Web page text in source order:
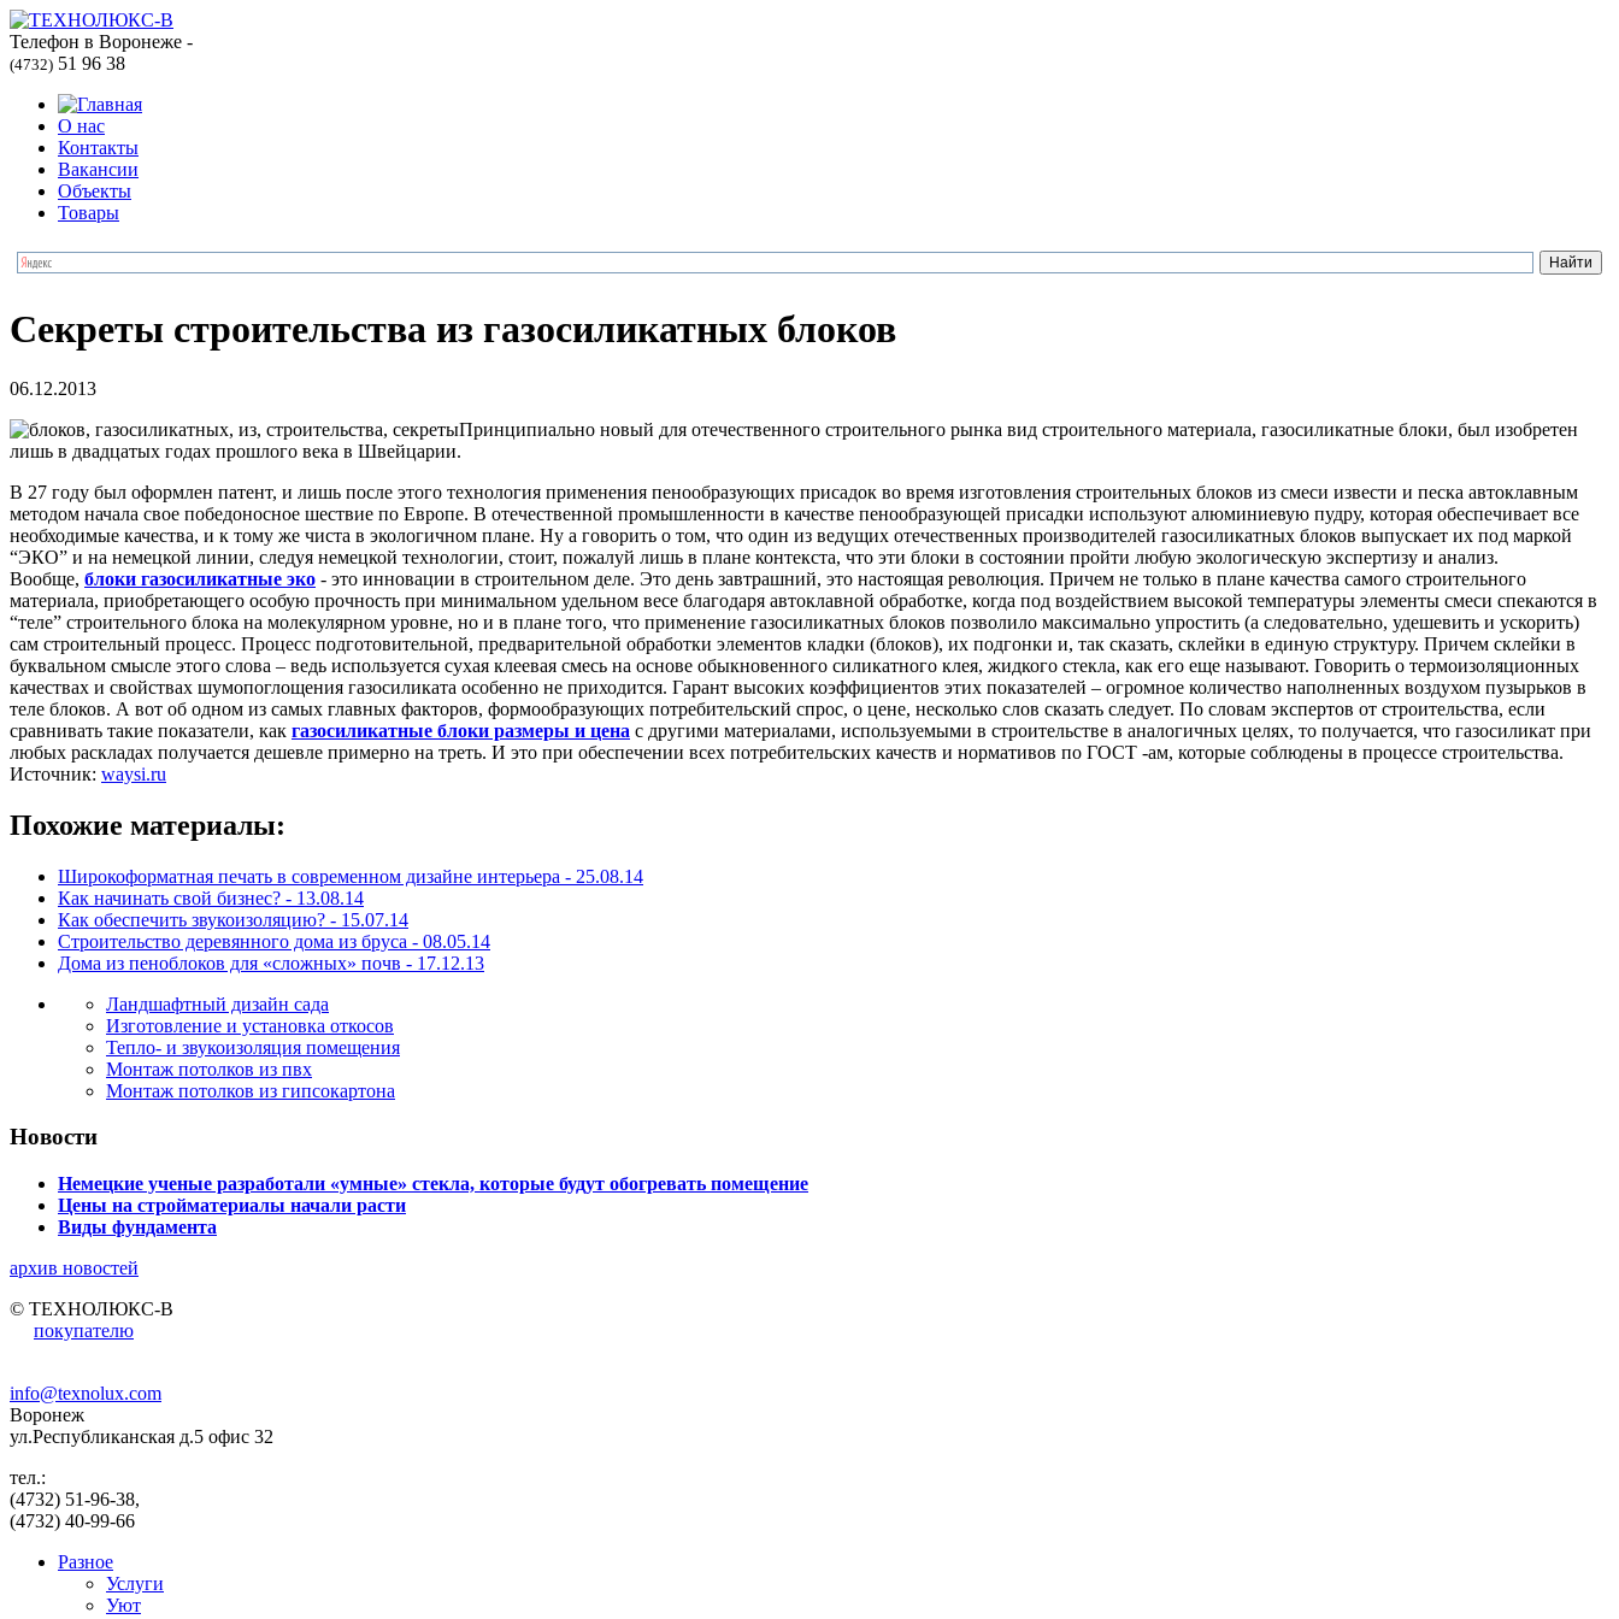
Телефон в Воронеже -
(4732) 51 96 38
О нас
Контакты
Вакансии
Объекты
Товары
Секреты строительства из газосиликатных блоков
06.12.2013
Принципиально новый для отечественного строительного рынка вид строительного материала, газосиликатные блоки, был изобретен
лишь в двадцатых годах прошлого века в Швейцарии.
В 27 году был оформлен патент, и лишь после этого технология применения пенообразующих присадок во время изготовления строительных блоков из смеси извести и песка автоклавным
методом начала свое победоносное шествие по Европе. В отечественной промышленности в качестве пенообразующей присадки используют алюминиевую пудру, которая обеспечивает все
необходимые качества, и к тому же чиста в экологичном плане. Ну а говорить о том, что один из ведущих отечественных производителей газосиликатных блоков выпускает их под маркой
“ЭКО” и на немецкой линии, следуя немецкой технологии, стоит, пожалуй лишь в плане контекста, что эти блоки в состоянии пройти любую экологическую экспертизу и анализ.
Вообще, блоки газосиликатные эко - это инновации в строительном деле. Это день завтрашний, это настоящая революция. Причем не только в плане качества самого строительного
материала, приобретающего особую прочность при минимальном удельном весе благодаря автоклавной обработке, когда под воздействием высокой температуры элементы смеси спекаются в
“теле” строительного блока на молекулярном уровне, но и в плане того, что применение газосиликатных блоков позволило максимально упростить (а следовательно, удешевить и ускорить)
сам строительный процесс. Процесс подготовительной, предварительной обработки элементов кладки (блоков), их подгонки и, так сказать, склейки в единую структуру. Причем склейки в
буквальном смысле этого слова – ведь используется сухая клеевая смесь на основе обыкновенного силикатного клея, жидкого стекла, как его еще называют. Говорить о термоизоляционных
качествах и свойствах шумопоглощения газосиликата особенно не приходится. Гарант высоких коэффициентов этих показателей – огромное количество наполненных воздухом пузырьков в
теле блоков. А вот об одном из самых главных факторов, формообразующих потребительский спрос, о цене, несколько слов сказать следует. По словам экспертов от строительства, если
сравнивать такие показатели, как газосиликатные блоки размеры и цена с другими материалами, используемыми в строительстве в аналогичных целях, то получается, что газосиликат при
любых раскладах получается дешевле примерно на треть. И это при обеспечении всех потребительских качеств и нормативов по ГОСТ -ам, которые соблюдены в процессе строительства.
Источник: waysi.ru
Похожие материалы:
Широкоформатная печать в современном дизайне интерьера - 25.08.14
Как начинать свой бизнес? - 13.08.14
Как обеспечить звукоизоляцию? - 15.07.14
Строительство деревянного дома из бруса - 08.05.14
Дома из пеноблоков для «сложных» почв - 17.12.13
Ландшафтный дизайн сада
Изготовление и установка откосов
Тепло- и звукоизоляция помещения
Монтаж потолков из пвх
Монтаж потолков из гипсокартона
Новости
Немецкие ученые разработали «умные» стекла, которые будут обогревать помещение
Цены на стройматериалы начали расти
Виды фундамента
архив новостей
© ТЕХНОЛЮКС-В
покупателю
info@texnolux.com
Воронеж
ул.Республиканская д.5 офис 32
тел.:
(4732) 51-96-38,
(4732) 40-99-66
Разное
Услуги
Уют